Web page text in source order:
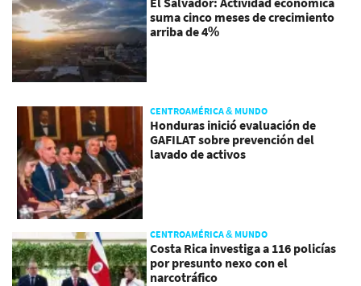
suma cinco meses de crecimiento
arriba de 4%
CENTROAMÉRICA & MUNDO
Honduras inició evaluación de
GAFILAT sobre prevención del
lavado de activos
CENTROAMÉRICA & MUNDO
Costa Rica investiga a 116 policías
por presunto nexo con el
narcotráfico